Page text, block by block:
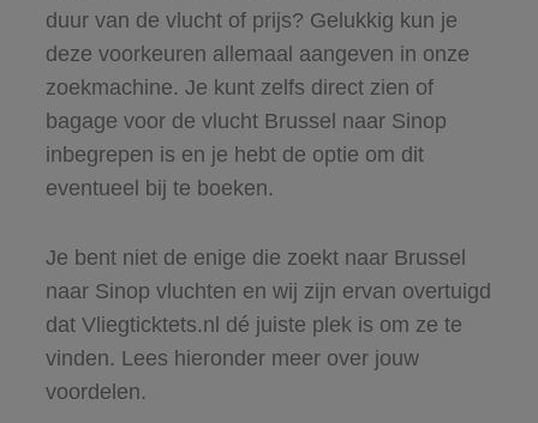
duur van de vlucht of prijs? Gelukkig kun je
deze voorkeuren allemaal aangeven in onze
zoekmachine. Je kunt zelfs direct zien of
bagage voor de vlucht Brussel naar Sinop
inbegrepen is en je hebt de optie om dit
eventueel bij te boeken.
Je bent niet de enige die zoekt naar Brussel
naar Sinop vluchten en wij zijn ervan overtuigd
dat Vliegticktets.nl dé juiste plek is om ze te
vinden. Lees hieronder meer over jouw
voordelen.